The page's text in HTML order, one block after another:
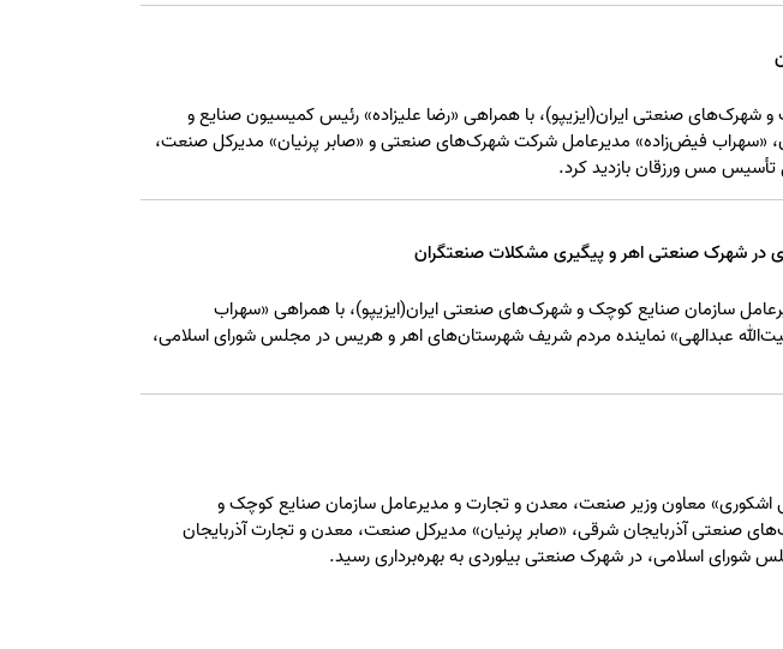
صنعتی ایران(ایزیپو)، با همراهی «رضا علیزاده» رئیس کمیسیون صنایع و
«سهراب فیض‌زاده» مدیرعامل شرکت شهرک‌های صنعتی و «صابر پرنیان» مدیرکل صنعت،
مس ورزقان بازدید کرد.
در شهرک صنعتی اهر و پیگیری مشکلات صنعتگران
سازمان صنایع کوچک و شهرک‌های صنعتی ایران(ایزیپو)، با همراهی «سهراب
عبدالهی» نماینده مردم شریف شهرستان‌های اهر و هریس در مجلس شورای اسلامی،
اشکوری» معاون وزیر صنعت، معدن و تجارت و مدیرعامل سازمان صنایع کوچک و
آذربایجان شرقی، «صابر پرنیان» مدیرکل صنعت، معدن و تجارت آذربایجان
شورای اسلامی، در شهرک صنعتی بیلوردی به بهره‌برداری رسید.